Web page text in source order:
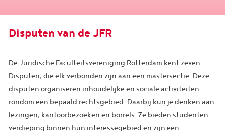
Disputen van de JFR
De Juridische Faculteitsvereniging Rotterdam kent zeven
Disputen, die elk verbonden zijn aan een mastersectie. Deze
disputen organiseren inhoudelijke en sociale activiteiten
rondom een bepaald rechtsgebied. Daarbij kun je denken aan
lezingen, kantoorbezoeken en borrels. Ze bieden studenten
verdieping binnen hun interessegebied en zijn een